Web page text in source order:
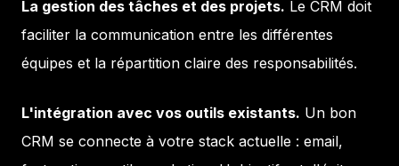
La gestion des tâches et des projets. Le CRM doit
faciliter la communication entre les différentes
équipes et la répartition claire des responsabilités.
L'intégration avec vos outils existants. Un bon
CRM se connecte à votre stack actuelle : email,